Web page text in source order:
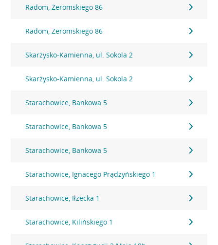
Radom, Żeromskiego 86
Radom, Żeromskiego 86
Skarżysko-Kamienna, ul. Sokola 2
Skarżysko-Kamienna, ul. Sokola 2
Starachowice, Bankowa 5
Starachowice, Bankowa 5
Starachowice, Bankowa 5
Starachowice, Ignacego Prądzyńskiego 1
Starachowice, Iłżecka 1
Starachowice, Kilińskiego 1